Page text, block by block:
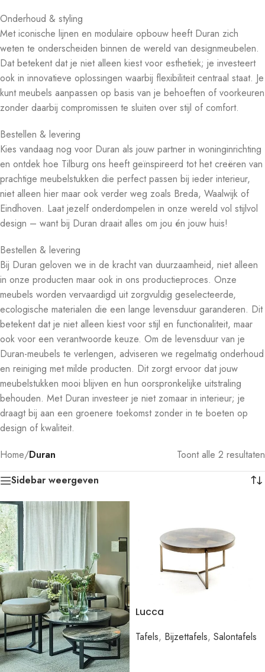
Onderhoud & styling
Met iconische lijnen en modulaire opbouw heeft Duran zich
weten te onderscheiden binnen de wereld van designmeubelen.
Dat betekent dat je niet alleen kiest voor esthetiek; je investeert
ook in innovatieve oplossingen waarbij flexibiliteit centraal staat. Je
kunt meubels aanpassen op basis van je behoeften of voorkeuren
zonder daarbij compromissen te sluiten over stijl of comfort.
Bestellen & levering
Kies vandaag nog voor Duran als jouw partner in woninginrichting
en ontdek hoe Tilburg ons heeft geïnspireerd tot het creëren van
prachtige meubelstukken die perfect passen bij ieder interieur,
niet alleen hier maar ook verder weg zoals Breda, Waalwijk of
Eindhoven. Laat jezelf onderdompelen in onze wereld vol stijlvol
design – want bij Duran draait alles om jou én jouw huis!
Bestellen & levering
Bij Duran geloven we in de kracht van duurzaamheid, niet alleen
in onze producten maar ook in ons productieproces. Onze
meubels worden vervaardigd uit zorgvuldig geselecteerde,
ecologische materialen die een lange levensduur garanderen. Dit
betekent dat je niet alleen kiest voor stijl en functionaliteit, maar
ook voor een verantwoorde keuze. Om de levensduur van je
Duran-meubels te verlengen, adviseren we regelmatig onderhoud
en reiniging met milde producten. Dit zorgt ervoor dat jouw
meubelstukken mooi blijven en hun oorspronkelijke uitstraling
behouden. Met Duran investeer je niet zomaar in interieur; je
draagt bij aan een groenere toekomst zonder in te boeten op
design of kwaliteit.
Home/Duran
Toont alle 2 resultaten
Sidebar weergeven
Lucca
Tafels, Bijzettafels, Salontafels